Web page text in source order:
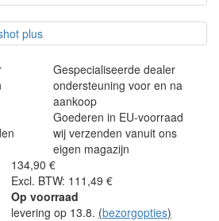
Gespecialiseerde dealer
ondersteuning voor en na
aankoop
Goederen in EU-voorraad
wij verzenden vanuit ons
eigen magazijn
134,90 €
Excl. BTW: 111,49 €
Op voorraad
levering op 13.8. (bezorgopties)